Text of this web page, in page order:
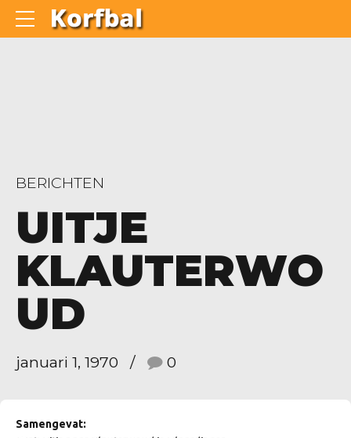
BERICHTEN
UITJE
KLAUTERWO
UD
januari 1, 1970 0
Samengevat: